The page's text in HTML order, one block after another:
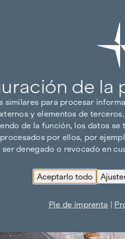
de la
para procesar
y elementos de
de la función, los datos
por ellos, por
denegado o revocado en
Aceptarlo todo
Pie de imprenta |